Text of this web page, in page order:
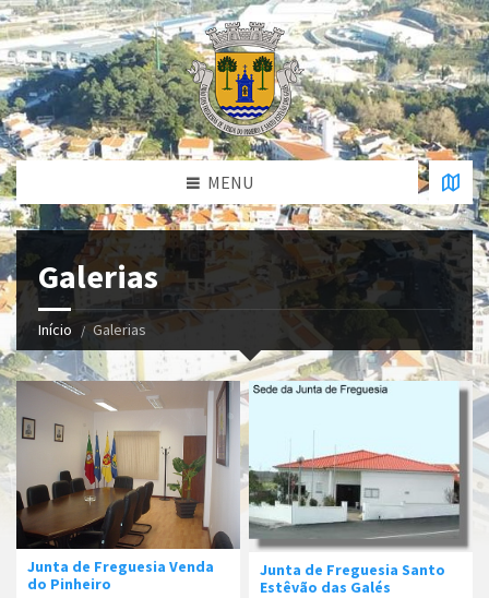
MENU
Galerias
Início Galerias
Junta de Freguesia Venda
do Pinheiro
Junta de Freguesia Santo
Estêvão das Galés